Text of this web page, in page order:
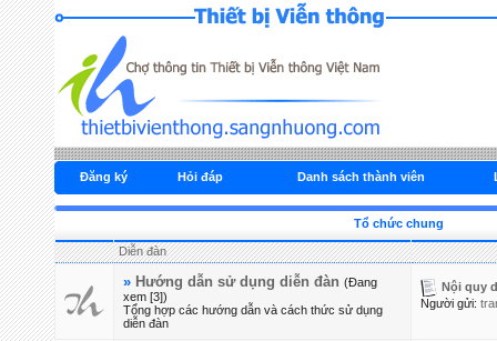
Đăng ký Hỏi đáp Danh sách thành viên
Tổ chức chung
Diễn đàn
» Hướng dẫn sử dụng diễn đàn (Đang
xem [3])
Tổng hợp các hướng dẫn và cách thức sử dụng
diễn đàn
Nội quy
Người gửi: